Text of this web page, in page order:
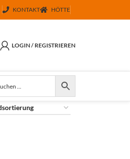
KONTAKT HÖTTE
LOGIN / REGISTRIEREN